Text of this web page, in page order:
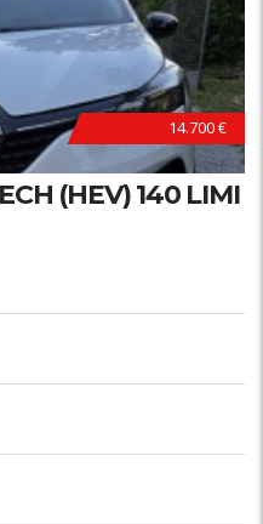
14.700 €
(HEV) 140 LIMI